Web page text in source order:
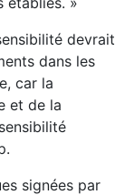
devrait
dans les
car la
et de la
signées par